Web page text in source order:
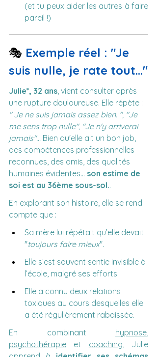
(et tu peux aider les autres à faire
pareil !)
🎭 Exemple réel : "Je
suis nulle, je rate tout…"
Julie*, 32 ans, vient consulter après
une rupture douloureuse. Elle répète :
" Je ne suis jamais assez bien. ", "Je
me sens trop nulle", "Je n'y arriverai
jamais"... Bien qu'elle ait un bon job,
des compétences professionnelles
reconnues, des amis, des qualités
humaines évidentes... son estime de
soi est au 36ème sous-sol..
En explorant son histoire, elle se rend
compte que :
Sa mère lui répétait qu’elle devait
"toujours faire mieux".
Elle s’est souvent sentie invisible à
l’école, malgré ses efforts.
Elle a connu deux relations
toxiques au cours desquelles elle
a été régulièrement rabaissée.
En combinant hypnose
psychothérapie et coaching, Julie